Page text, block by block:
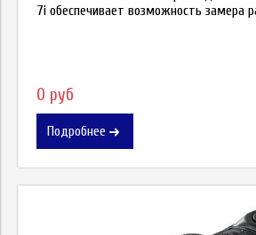
7i обеспечивает возможность замера
0 руб
Подробнее